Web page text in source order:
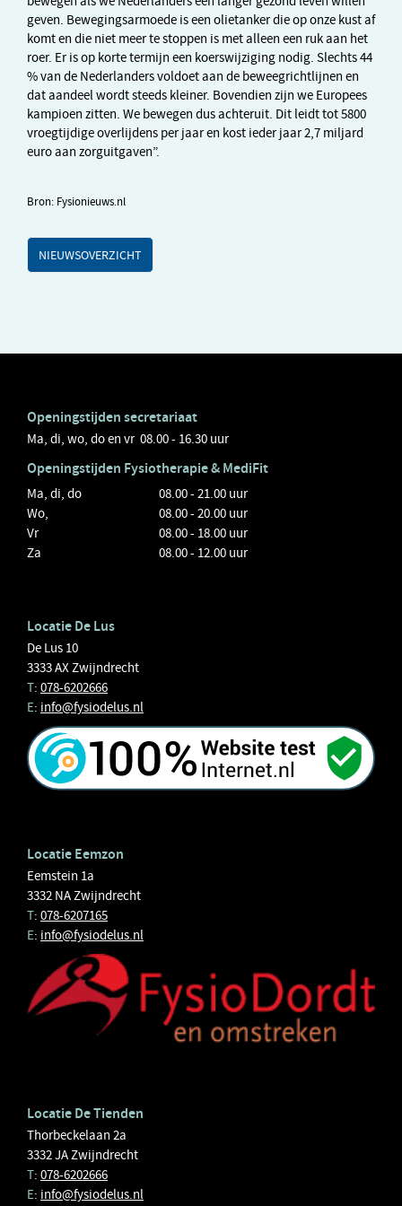
geven. Bewegingsarmoede is een olietanker die op onze kust af
komt en die niet meer te stoppen is met alleen een ruk aan het
roer. Er is op korte termijn een koerswijziging nodig. Slechts 44
% van de Nederlanders voldoet aan de beweegrichtlijnen en
dat aandeel wordt steeds kleiner. Bovendien zijn we Europees
kampioen zitten. We bewegen dus achteruit. Dit leidt tot 5800
vroegtijdige overlijdens per jaar en kost ieder jaar 2,7 miljard
euro aan zorguitgaven”.
Bron: Fysionieuws.nl
NIEUWSOVERZICHT
Openingstijden secretariaat
Ma, di, wo, do en vr 08.00 - 16.30 uur
Openingstijden Fysiotherapie& MediFit
Ma, di, do
08.00 - 21.00 uur
Wo,
08.00 - 20.00 uur
Vr
08.00 - 18.00 uur
Za
08.00 - 12.00 uur
Locatie De Lus
De Lus 10
3333 AX Zwijndrecht
T: 078-6202666
E: info@fysiodelus.nl
Locatie Eemzon
Eemstein 1a
3332 NA Zwijndrecht
T: 078-6207165
E: info@fysiodelus.nl
Locatie De Tienden
Thorbeckelaan 2a
3332 JA Zwijndrecht
T: 078-6202666
E: info@fysiodelus.nl